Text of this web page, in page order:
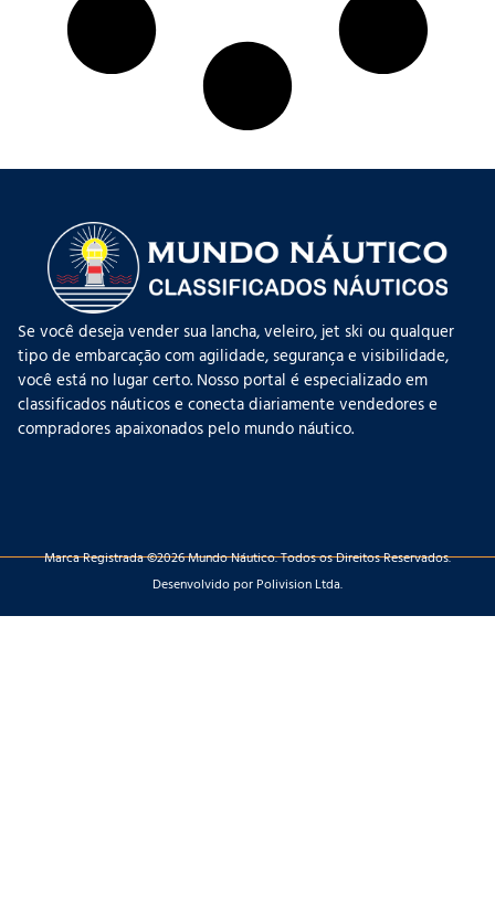
Se você deseja vender sua lancha, veleiro, jet ski ou qualquer
tipo de embarcação com agilidade, segurança e visibilidade,
você está no lugar certo. Nosso portal é especializado em
classificados náuticos e conecta diariamente vendedores e
compradores apaixonados pelo mundo náutico.
Marca Registrada ©2026 Mundo Náutico. Todos os Direitos Reservados.
Desenvolvido por Polivision Ltda.